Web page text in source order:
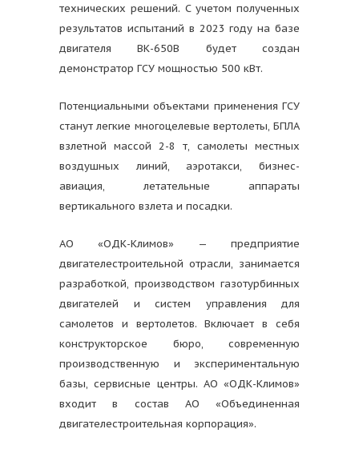
технических решений. С учетом полученных
результатов испытаний в 2023 году на базе
двигателя ВК-650В будет создан
демонстратор ГСУ мощностью 500 кВт.
Потенциальными объектами применения ГСУ
станут легкие многоцелевые вертолеты, БПЛА
взлетной массой 2-8 т, самолеты местных
воздушных линий, аэротакси, бизнес-
авиация, летательные аппараты
вертикального взлета и посадки.
АО «ОДК-Климов» — предприятие
двигателестроительной отрасли, занимается
разработкой, производством газотурбинных
двигателей и систем управления для
самолетов и вертолетов. Включает в себя
конструкторское бюро, современную
производственную и экспериментальную
базы, сервисные центры. АО «ОДК-Климов»
входит в состав АО «Объединенная
двигателестроительная корпорация».